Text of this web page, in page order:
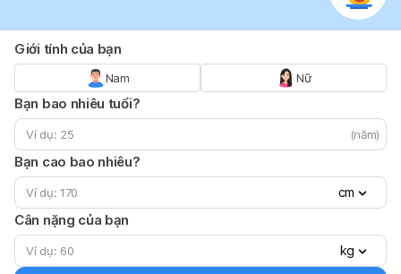
Giới tính của bạn
Nam Nữ
Bạn bao nhiêu tuổi?
(năm)
Bạn cao bao nhiêu?
cm
Cân nặng của bạn
kg